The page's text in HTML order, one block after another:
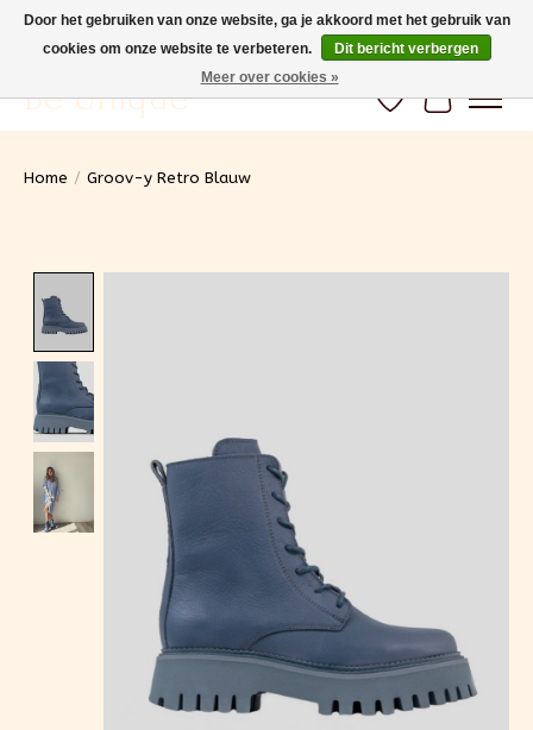
Gratis verzending vanaf 100€ (BE) Snelle levering
Be Unique Verlanglijst
Home / Groov-y Retro Blauw
Door het gebruiken van onze website, ga je akkoord met het gebruik van
cookies om onze website te verbeteren.
Dit bericht verbergen
Meer over cookies »